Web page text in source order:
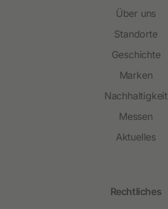
Über uns
Standorte
Geschichte
Marken
Nachhaltigkeit
Messen
Aktuelles
Rechtliches